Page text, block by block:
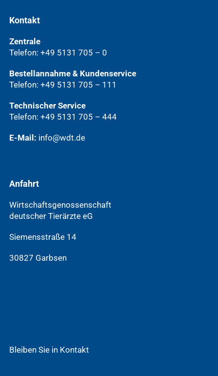
Kontakt
Zentrale
Telefon: +49 5131 705 – 0
Bestellannahme & Kundenservice
Telefon: +49 5131 705 – 111
Technischer Service
Telefon: +49 5131 705 – 444
E-Mail: info@wdt.de
Anfahrt
Wirtschaftsgenossenschaft
deutscher Tierärzte eG
Siemensstraße 14
30827 Garbsen
Bleiben Sie in Kontakt